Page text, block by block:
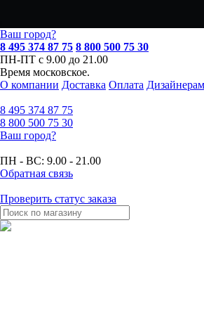
Ваш город?
8 495 374 87 75 8 800 500 75 30
ПН-ПТ с 9.00 до 21.00
Время московское.
О компании Доставка Оплата
8 495 374 87 75
8 800 500 75 30
Ваш город?
ПН - ВС: 9.00 - 21.00
Обратная связь
Проверить статус заказа